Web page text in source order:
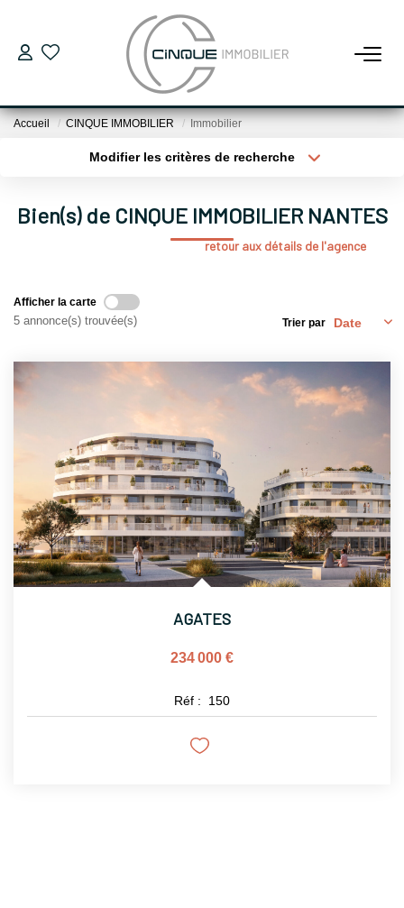
ACHETER
Appartements
Parking
PROGRAMMES NEUFS
NOTRE AGENCE
Notre Histoire
Notre Équipe
Cinque Groupe
Nous Rejoindre
Nos Actualités
EN
Accueil CINQUE IMMOBILIER Immobilier
Modifier les critères de recherche
Bien(s) de CINQUE IMMOBILIER NANTES
retour aux détails de l'agence
Afficher la carte
5 annonce(s) trouvée(s) Trier par
AGATES
234 000 €
Réf : 150